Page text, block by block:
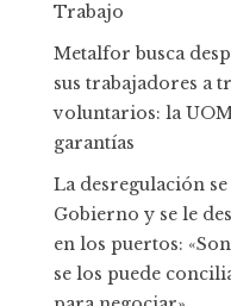
Trabajo
Metalfor busca
sus trabajadores a
voluntarios: la
garantías
La desregulación
Gobierno y se le
en los puertos:
se los puede